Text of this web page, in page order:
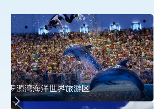

罗源湾海洋世界旅游区